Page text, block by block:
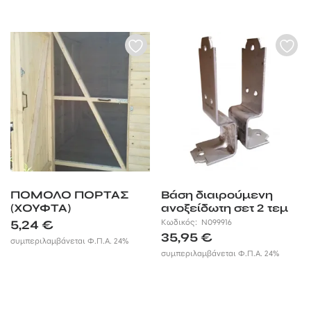
ΠΟΜΟΛΟ ΠΟΡΤΑΣ
(ΧΟΥΦΤΑ)
5,24 €
συμπεριλαμβάνεται Φ.Π.Α. 24%
Βάση διαιρούμενη
ανοξείδωτη σετ 2 τεμ
Κωδικός: Ν099916
35,95€
συμπεριλαμβάνεται Φ.Π.Α. 24%